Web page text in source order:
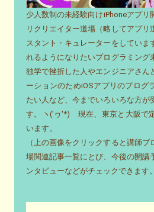
少人数制の未経験向けiPhoneアプリ
リクリエイター道場（略してアプリ
スタント・キュレーターをしていま
れるようになりたいプログラミング
独学で挫折した人やエンジニアさん
ーションのためiOSアプリのプログ
たい人など、今までいろいろな方が
す。ヽ('ヮ'*)ゝ現在、東京と大阪で
います。
（上の画像をクリックすると講師ブ
場関連記事一覧にとび、今後の開講
ンタビューなどがチェックできます